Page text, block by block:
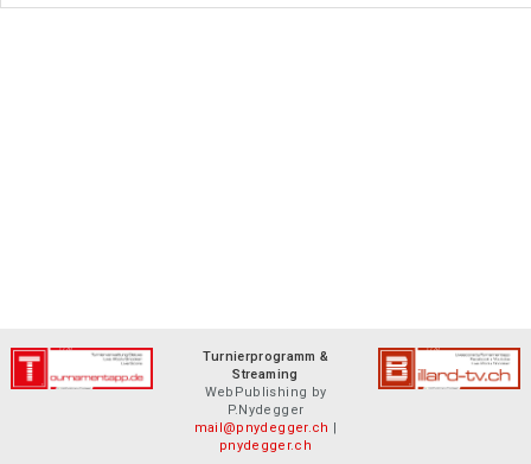
Turnierprogramm &
Streaming
WebPublishing by
P.Nydegger
mail@pnydegger.ch |
pnydegger.ch